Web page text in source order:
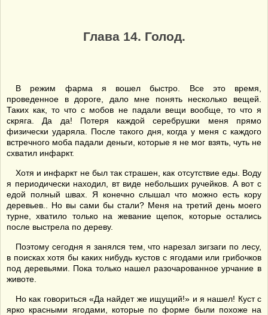
Глава 14. Голод.
В режим фарма я вошел быстро. Все это время,
проведенное в дороге, дало мне понять несколько вещей.
Таких как, то что с мобов не падали вещи вообще, то что я
скряга. Да да! Потеря каждой серебрушки меня прямо
физически ударяла. После такого дня, когда у меня с каждого
встречного моба падали деньги, которые я не мог взять, чуть не
схватил инфаркт.
Хотя и инфаркт не был так страшен, как отсутствие еды. Воду
я периодически находил, вт виде небольших ручейков. А вот с
едой полный швах. Я конечно слышал что можно есть кору
деревьев.. Но вы сами бы стали? Меня на третий день моего
турне, хватило только на жевание щепок, которые остались
после выстрела по дереву.
Поэтому сегодня я занялся тем, что нарезал зигзаги по лесу,
в поисках хотя бы каких нибудь кустов с ягодами или грибочков
под деревьями. Пока только нашел разочарованное урчание в
животе.
Но как говориться «Да найдет же ищущий!» и я нашел! Куст с
ярко красными ягодами, которые по форме были похоже на